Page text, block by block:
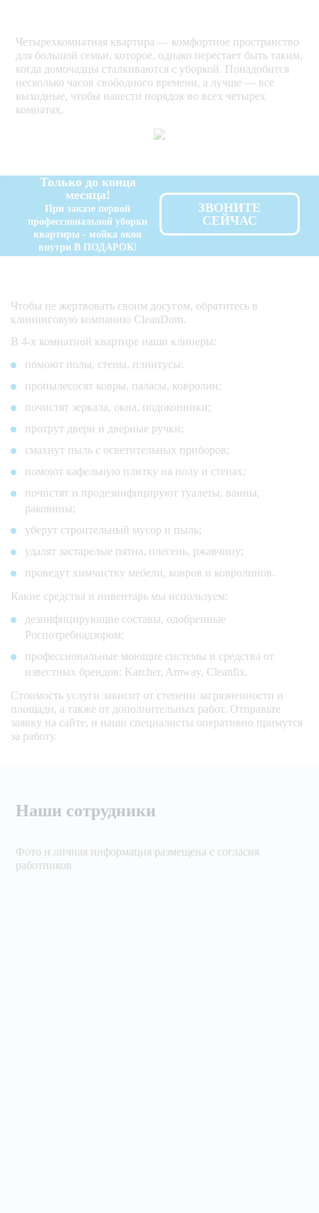
Четырехкомнатная квартира — комфортное пространство
для большой семьи, которое, однако перестает быть таким,
когда домочадцы сталкиваются с уборкой. Понадобится
несколько часов свободного времени, а лучше — все
выходные, чтобы навести порядок во всех четырех
комнатах.
Только до конца
месяца!
При заказе первой
профессиональной уборки
квартиры - мойка окон
внутри В ПОДАРОК!
ЗВОНИТЕ
СЕЙЧАС
Чтобы не жертвовать своим досугом, обратитесь в
клининговую компанию CleanDom.
В 4-х комнатной квартире наши клинеры:
помоют полы, стены, плинтусы:
пропылесосят ковры, паласы, ковролин;
почистят зеркала, окна, подоконники;
протрут двери и дверные ручки;
смахнут пыль с осветительных приборов;
помоют кафельную плитку на полу и стенах;
почистят и продезинфицируют туалеты, ванны,
раковины;
уберут строительный мусор и пыль;
удалят застарелые пятна, плесень, ржавчину;
проведут химчистку мебели, ковров и ковролинов.
Какие средства и инвентарь мы используем:
дезинфицирующие составы, одобренные
Роспотребнадзором;
профессиональные моющие системы и средства от
известных брендов: Karcher, Amway, Cleanfix.
Стоимость услуги зависит от степени загрязненности и
площади, а также от дополнительных работ. Отправьте
заявку на сайте, и наши специалисты оперативно примутся
за работу.
Наши сотрудники
Фото и личная информация размещена с согласия
работников